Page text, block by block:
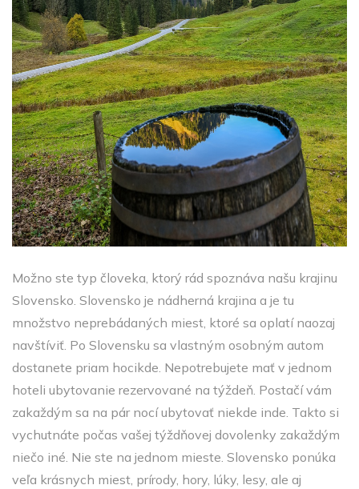
Možno ste typ človeka, ktorý rád spoznáva našu krajinu
Slovensko. Slovensko je nádherná krajina a je tu
množstvo neprebádaných miest, ktoré sa oplatí naozaj
navštíviť. Po Slovensku sa vlastným osobným autom
dostanete priam hocikde. Nepotrebujete mať v jednom
hoteli ubytovanie rezervované na týždeň. Postačí vám
zakaždým sa na pár nocí ubytovať niekde inde. Takto si
vychutnáte počas vašej týždňovej dovolenky zakaždým
niečo iné. Nie ste na jednom mieste. Slovensko ponúka
veľa krásnych miest, prírody, hory, lúky, lesy, ale aj